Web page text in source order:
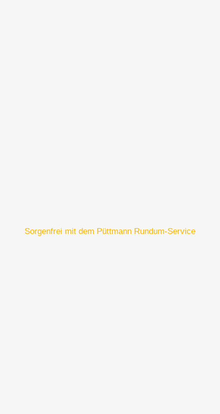
Sorgenfrei mit dem Püttmann Rundum-Service